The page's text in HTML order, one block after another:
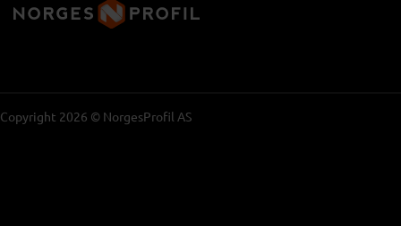
Copyright 2026 © NorgesProfil AS